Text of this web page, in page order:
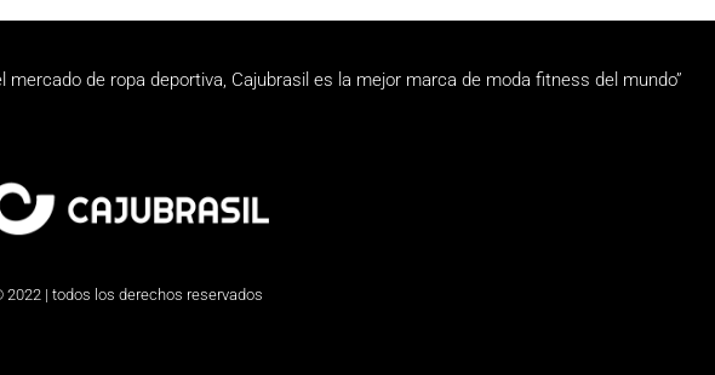
mercado de ropa deportiva, Cajubrasil es la mejor marca de moda fitness del mundo”
2022 | todos los derechos reservados